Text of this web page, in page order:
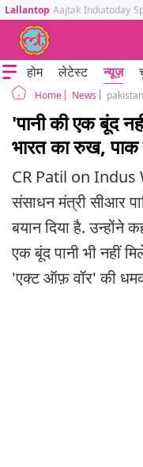
Lallantop Aajtak Indiatoday
होम लेटेस्ट न्यूज़
Home News
'पानी की एक बूंद
भारत का रुख,
CR Patil on Indus
संसाधन मंत्री सीआर
बयान दिया है. उन्होंने
एक बूंद पानी भी नहीं
'एक्ट ऑफ़ वॉर' की